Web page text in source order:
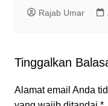
Rajab Umar
Tinggalkan
Alamat email Anda